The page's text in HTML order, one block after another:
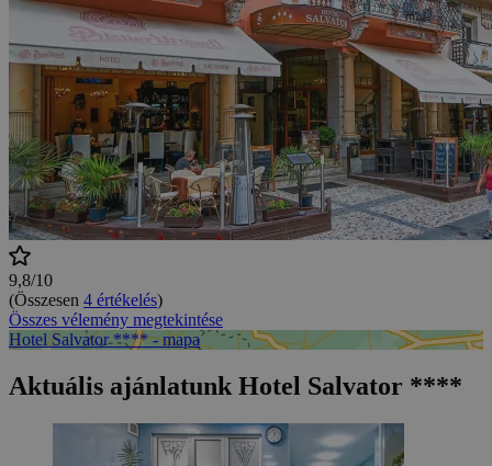
9,8/10
(Összesen 4 értékelés)
Összes vélemény megtekintése
Hotel Salvator **** - mapa
Aktuális ajánlatunk Hotel Salvator ****